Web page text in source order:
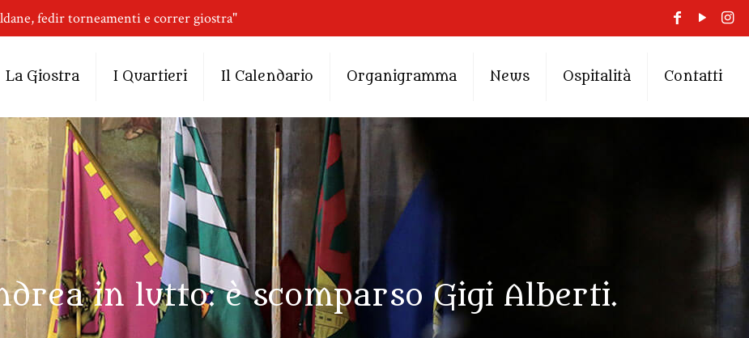
fedir torneamenti e correr giostra"
La Giostra I Quartieri Il Calendario Organigramma News Ospitalità Contatti
in lutto: è scomparso Gigi Alberti.